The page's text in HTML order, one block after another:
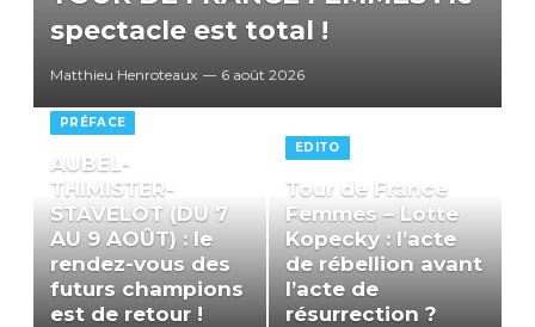
spectacle est total !
Matthieu Henroteaux 6 août 2026
PRÉFACE
AUBEL-
THIMISTER-
STAVELOT (DU 7
AU 9 AOÛT) : le
rendez-vous des
futurs champions
est de retour !
EDITO
Tour de France
Femmes – Lotte
Kopecky : l’acte
de rébellion avant
l’acte de
résurrection ?